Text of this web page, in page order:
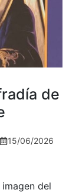
de
15/06/2026
del